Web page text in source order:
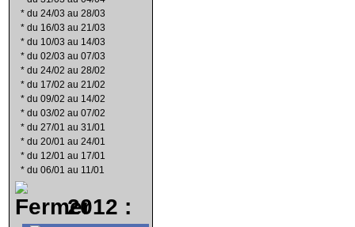
* du 24/03 au 28/03
* du 16/03 au 21/03
* du 10/03 au 14/03
* du 02/03 au 07/03
* du 24/02 au 28/02
* du 17/02 au 21/02
* du 09/02 au 14/02
* du 03/02 au 07/02
* du 27/01 au 31/01
* du 20/01 au 24/01
* du 12/01 au 17/01
* du 06/01 au 11/01
2012 :